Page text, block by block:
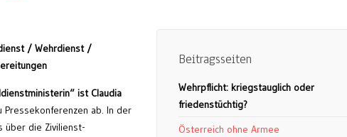
Beitragsseiten
Wehrpflicht: kriegstauglich oder
friedenstüchtig?
Österreich ohne Armee
/ Wehrdienst /
ist Claudia
Pressekonferenzen ab. In der
über die Zivilienst-